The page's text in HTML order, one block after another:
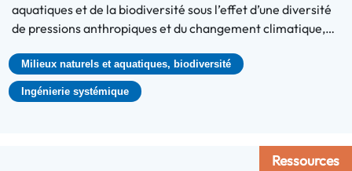
aquatiques et de la biodiversité sous l’effet d’une diversité
de pressions anthropiques et du changement climatique,…
Milieux naturels et aquatiques, biodiversité
Ingénierie systémique
Ressources